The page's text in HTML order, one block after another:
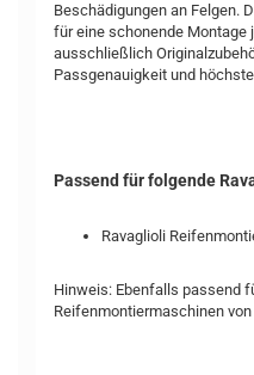
Beschädigungen an Felgen.
für eine schonende Montage
ausschließlich
Passgenauigkeit und
Passend für folgende
Ravaglioli
Hinweis: Ebenfalls passend
Reifenmontiermaschinen von